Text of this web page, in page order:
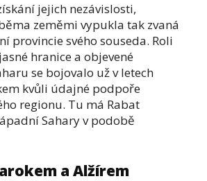
jejich nezávislosti,
zeměmi vypukla tak zvaná
provincie svého souseda. Roli
hranice a objevené
se bojovalo už v letech
kvůli údajné podpoře
regionu. Tu má Rabat
Sahary v podobě
a Alžírem